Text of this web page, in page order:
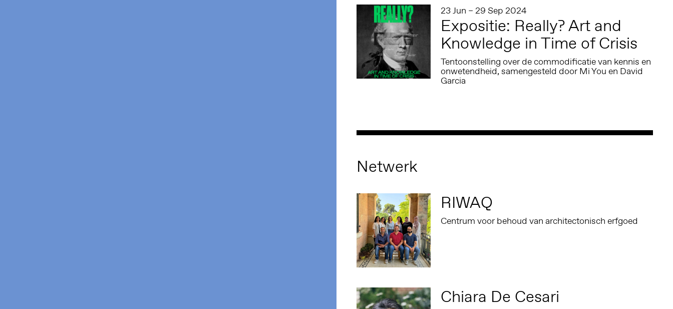
23 Jun – 29 Sep 2024
Expositie: Really? Art and
Knowledge in Time of Crisis
Tentoonstelling over de commodificatie van kennis en
onwetendheid, samengesteld door Mi You en David
Garcia
Netwerk
RIWAQ
Centrum voor behoud van architectonisch erfgoed
Chiara De Cesari